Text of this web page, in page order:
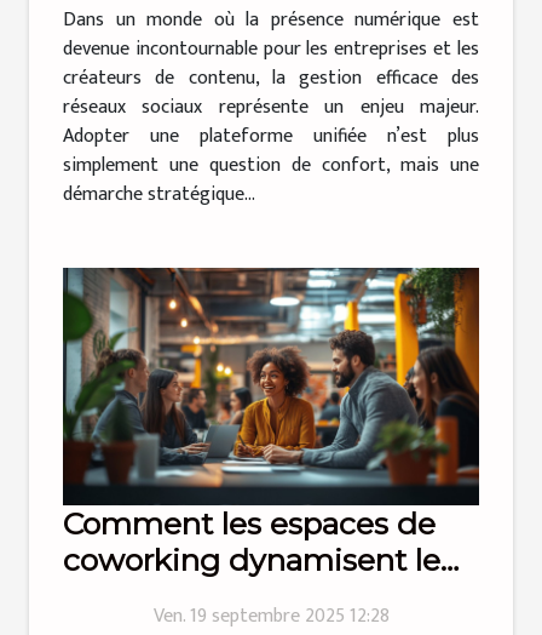
Dans un monde où la présence numérique est
devenue incontournable pour les entreprises et les
créateurs de contenu, la gestion efficace des
réseaux sociaux représente un enjeu majeur.
Adopter une plateforme unifiée n’est plus
simplement une question de confort, mais une
démarche stratégique...
Comment les espaces de
coworking dynamisent le
Ven. 19 septembre 2025 12:28